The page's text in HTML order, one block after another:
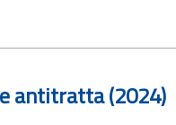
antitratta (2024)